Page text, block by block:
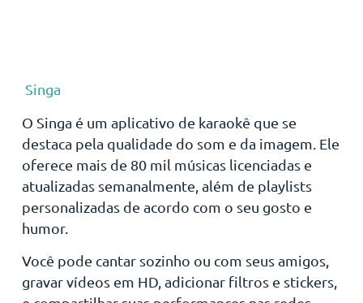
Singa
O Singa é um aplicativo de karaokê que se
destaca pela qualidade do som e da imagem. Ele
oferece mais de 80 mil músicas licenciadas e
atualizadas semanalmente, além de playlists
personalizadas de acordo com o seu gosto e
humor.
Você pode cantar sozinho ou com seus amigos,
gravar vídeos em HD, adicionar filtros e stickers,